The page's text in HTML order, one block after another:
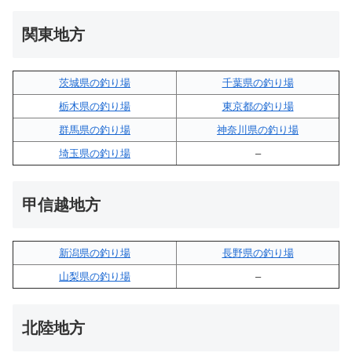
関東地方
茨城県の釣り場
千葉県の釣り場
栃木県の釣り場
東京都の釣り場
群馬県の釣り場
神奈川県の釣り場
埼玉県の釣り場
–
甲信越地方
新潟県の釣り場
長野県の釣り場
山梨県の釣り場
–
北陸地方